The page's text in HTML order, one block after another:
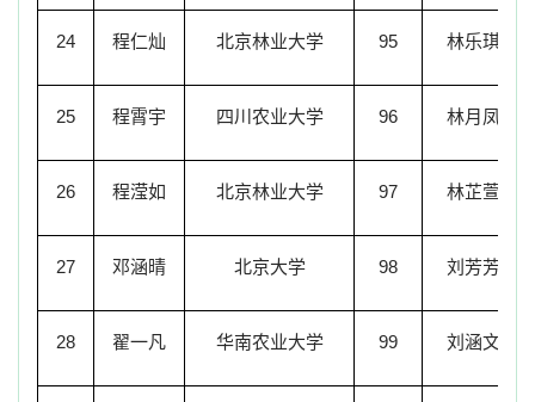
24 程仁灿 北京林业大学 95 林乐琪
25 程霄宇 四川农业大学 96 林月凤
26 程滢如 北京林业大学 97 林芷萱
27 邓涵晴 北京大学 98 刘芳芳
28 翟一凡 华南农业大学 99 刘涵文